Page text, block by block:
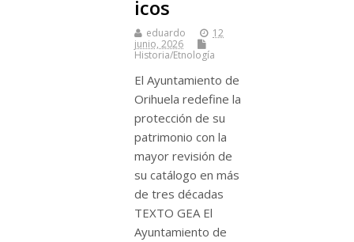
icos
eduardo
12
junio, 2026
Historia/Etnología
El Ayuntamiento de
Orihuela redefine la
protección de su
patrimonio con la
mayor revisión de
su catálogo en más
de tres décadas
TEXTO GEA El
Ayuntamiento de